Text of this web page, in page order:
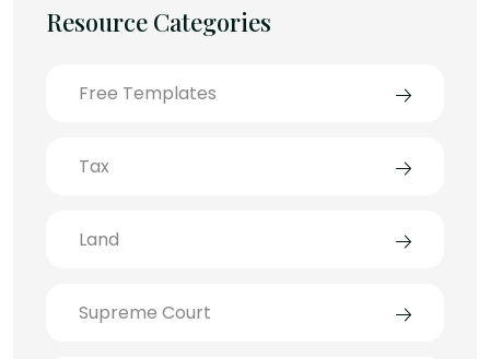
Resource Categories
Free Templates
Tax
Land
Supreme Court